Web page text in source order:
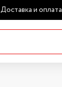
Доставка и оплата